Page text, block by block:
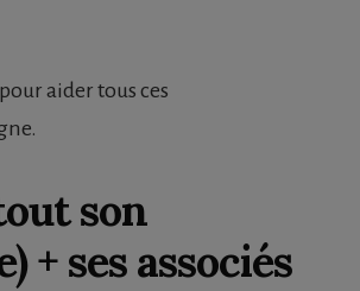
aider tous ces
son
+ ses associés